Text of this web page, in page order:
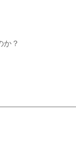
か？